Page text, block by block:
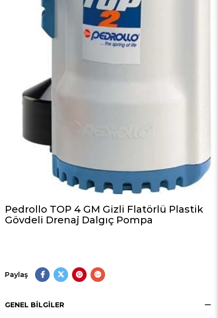
Pedrollo TOP 4 GM Gizli Flatörlü Plastik
Gövdeli Drenaj Dalgıç Pompa
Paylaş
GENEL BILGILER